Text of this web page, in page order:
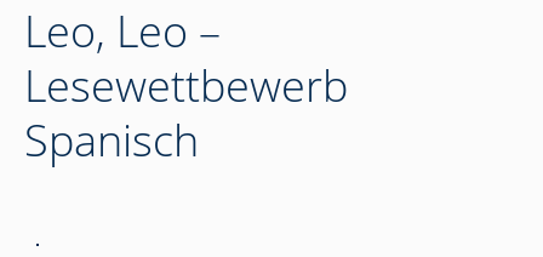
Leo, Leo –
Lesewettbewerb
Spanisch